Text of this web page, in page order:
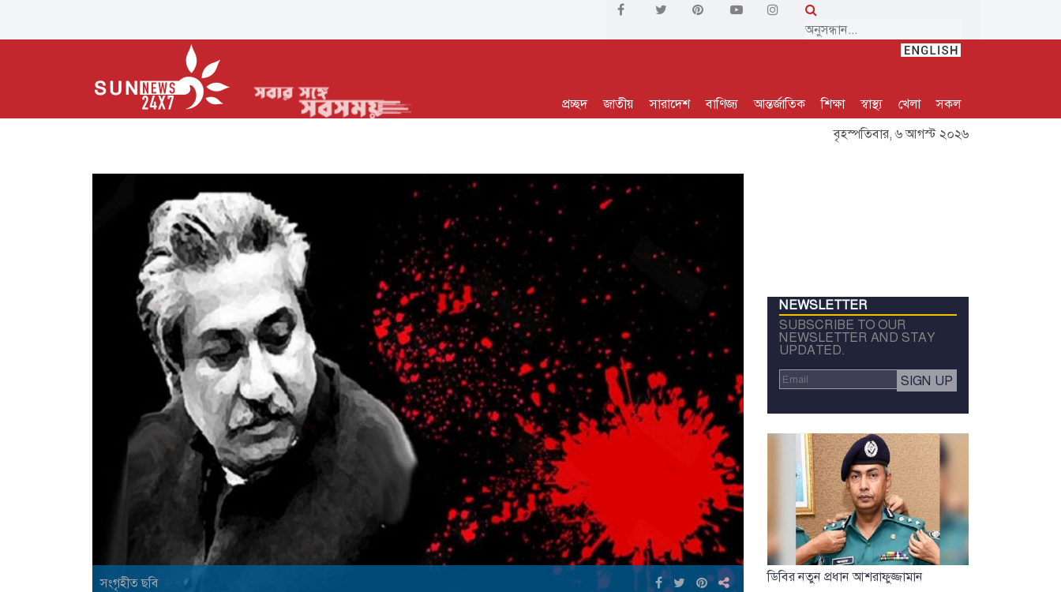
প্রচ্ছদ জাতীয় সারাদেশ বাণিজ্য আন্তর্জাতিক শিক্ষা স্বাস্থ্য খেলা
সকল
বৃহস্পতিবার, ৬ আগস্ট ২০২৬
সংগৃহীত ছবি
NEWSLETTER
SUBSCRIBE TO OUR
NEWSLETTER AND STAY
UPDATED.
ডিবির নতুন প্রধান আশরাফুজ্জামান